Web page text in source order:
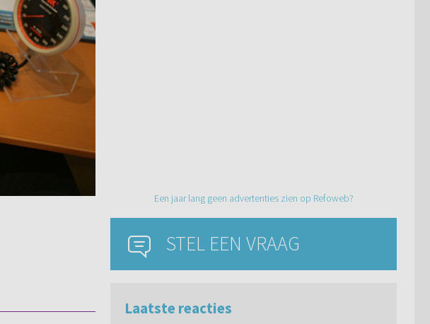
Een jaar lang geen advertenties zien op Refoweb?
STEL EEN VRAAG
Laatste reacties